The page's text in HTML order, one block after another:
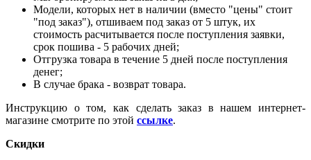
Модели, которых нет в наличии (вместо "цены" стоит
"под заказ"), отшиваем под заказ от 5 штук, их
стоимость расчитывается после поступления заявки,
срок пошива - 5 рабочих дней;
Отгрузка товара в течение 5 дней после поступления
денег;
В случае брака - возврат товара.
Инструкцию о том, как сделать заказ в нашем интернет-
магазине смотрите по этой ссылке.
Скидки